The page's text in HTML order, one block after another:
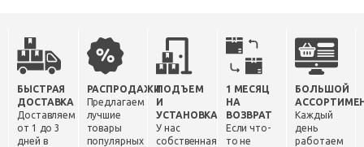
БЫСТРАЯ
ДОСТАВКА
Доставляем
от 1 до 3
дней в
РАСПРОДАЖИ
Предлагаем
лучшие
товары
популярных
ПОДЪЕМ
И
УСТАНОВКА
У нас
собственная
1 МЕСЯЦ
НА
ВОЗВРАТ
Если что-
то не
БОЛЬШОЙ
Каждый
день
работаем